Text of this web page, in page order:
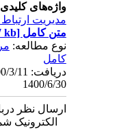
واژه‌های کلیدی:
مدیریت ارتباط
متن کامل[PDF 537 kb]
نوع مطالعه:
کامل
1400/6/30
ارسال نظر
الکترونیک